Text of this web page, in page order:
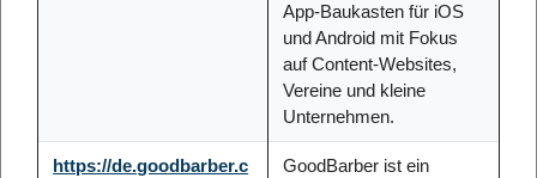
App-Baukasten für iOS
und Android mit Fokus
auf Content-Websites,
Vereine und kleine
Unternehmen.
https://de.goodbarber.c
GoodBarber ist ein